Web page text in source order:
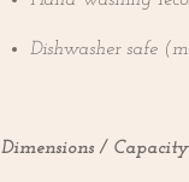
Dishwasher safe
Dimensions / Capacity